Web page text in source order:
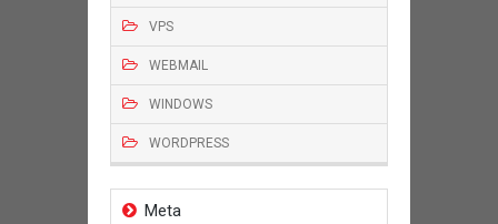
VPS
WEBMAIL
WINDOWS
WORDPRESS
Meta